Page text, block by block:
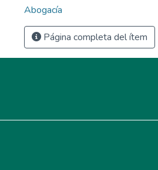
Abogacía
Página completa del ítem